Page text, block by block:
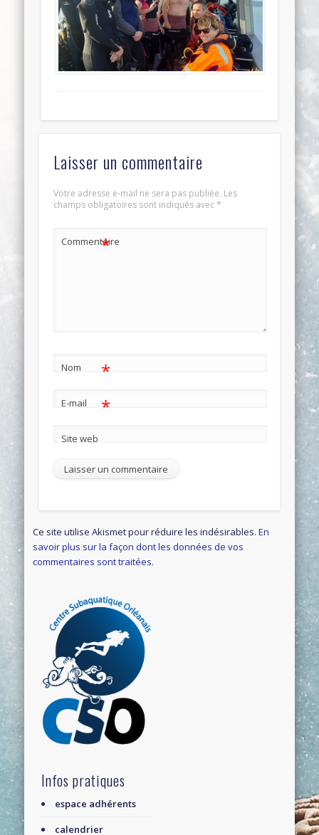
Laisser un commentaire
Votre adresse e-mail ne sera pas publiée. Les
champs obligatoires sont indiqués avec*
Commentaire
*
Nom *
E-mail *
Site web
Ce site utilise Akismet pour réduire les indésirables.En
savoir plus sur la façon dont les données de vos
commentaires sont traitées.
Infos pratiques
espace adhérents
calendrier